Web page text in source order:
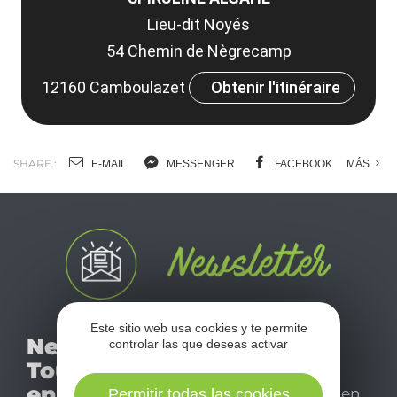
Lieu-dit Noyés
54 Chemin de Nègrecamp
12160 Camboulazet
Obtenir l'itinéraire
SHARE : E-MAIL MESSENGER FACEBOOK MÁS
Newsletter
Tourismo
No se pierda nuestro
mensual newsletter y
déjese inspirar para
disfrutar de su estancia en
Este sitio web usa cookies y te permite
controlar las que deseas activar